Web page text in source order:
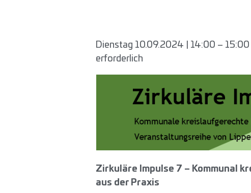
Dienstag 10.09.2024 | 14:00 – 15:00
erforderlich
Zirkuläre Impulse 7 – Kommunal
aus der Praxis